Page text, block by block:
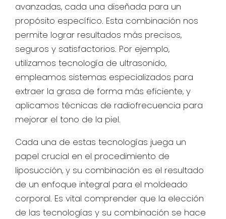
avanzadas, cada una diseñada para un
propósito específico. Esta combinación nos
permite lograr resultados más precisos,
seguros y satisfactorios. Por ejemplo,
utilizamos tecnología de ultrasonido,
empleamos sistemas especializados para
extraer la grasa de forma más eficiente, y
aplicamos técnicas de radiofrecuencia para
mejorar el tono de la piel.
Cada una de estas tecnologías juega un
papel crucial en el procedimiento de
liposucción, y su combinación es el resultado
de un enfoque integral para el moldeado
corporal. Es vital comprender que la elección
de las tecnologías y su combinación se hace